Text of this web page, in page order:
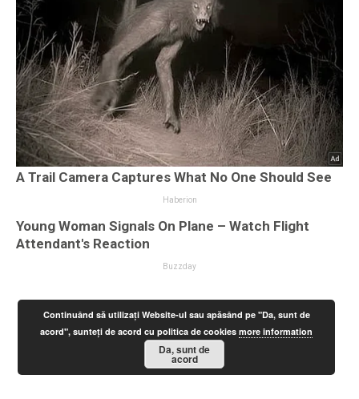
Continuând să utilizați Website-ul sau apăsând pe "Da, sunt de
acord", sunteți de acord cu politica de cookiesmore information
Da, sunt de
acord